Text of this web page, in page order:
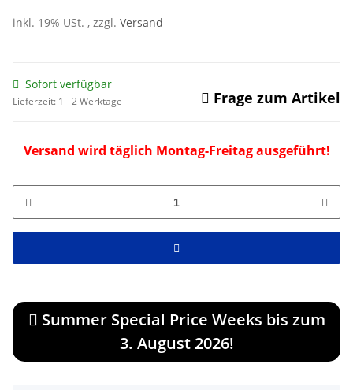
inkl. 19% USt. , zzgl. Versand
Sofort verfügbar
Lieferzeit: 1 - 2 Werktage Frage zum Artikel
Versand wird täglich Montag-Freitag ausgeführt!
Summer Special Price Weeks bis zum
3. August 2026!